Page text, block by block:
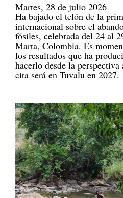
Martes, 28 de julio 2026
Ha bajado el telón de la
internacional sobre el
fósiles, celebrada del 24 al
Marta, Colombia. Es
los resultados que ha
hacerlo desde la
cita será en Tuvalu en 2027.